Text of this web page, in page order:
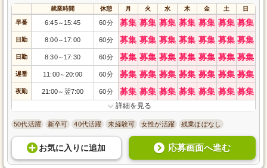
就業時間 休憩 月 火 水 木 金 土 日
早番 6:45～ 15:45 60分 募集 募集 募集 募集 募集 募集 募集
日勤 8:00～ 17:00 60分 募集 募集 募集 募集 募集 募集 募集
日勤 8:30～ 17:30 60分 募集 募集 募集 募集 募集 募集 募集
遅番 11:00～20:00 60分 募集 募集 募集 募集 募集 募集 募集
夜勤 21:00～ 翌7:00 60分 募集 募集 募集 募集 募集 募集 募集
詳細を見る
50代活躍 新卒可 40代活躍 未経験可 女性が活躍 残業ほぼなし
お気に入り に追加 応募画面へ進む